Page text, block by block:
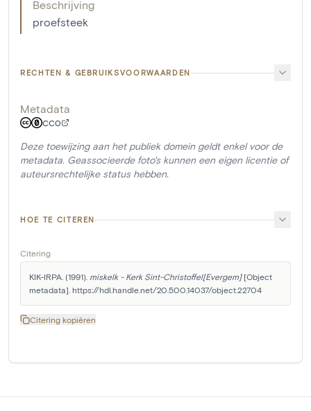
Beschrijving
proefsteek
RECHTEN & GEBRUIKSVOORWAARDEN
Metadata
CC0
Deze toewijzing aan het publiek domein geldt enkel voor de
metadata. Geassocieerde foto's kunnen een eigen licentie of
auteursrechtelijke status hebben.
HOE TE CITEREN
Citering
KIK-IRPA. (1991). miskelk - Kerk Sint-Christoffel[Evergem] [Object
metadata]. https://hdl.handle.net/20.500.14037/object.22704
Citering kopiëren